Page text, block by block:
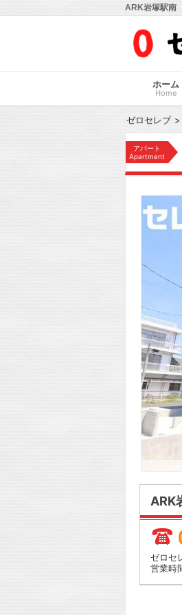
ARK岩塚駅南
ホーム
Home
ゼロセレブ
アパート
Apartment
ARK
ゼロセ
営業時